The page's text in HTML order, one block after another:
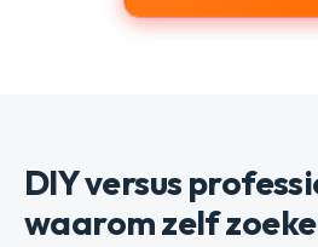
DIY versus
waarom zelf